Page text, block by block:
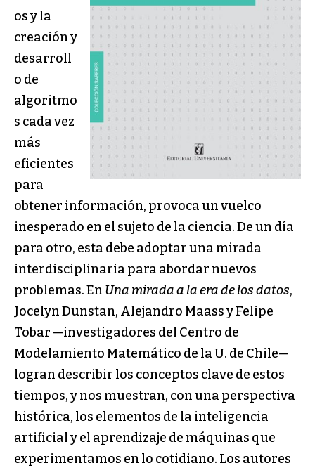
os y la
creación y
desarroll
o de
algoritmo
s cada vez
más
eficientes
para
obtener información, provoca un vuelco
inesperado en el sujeto de la ciencia. De un día
para otro, esta debe adoptar una mirada
interdisciplinaria para abordar nuevos
problemas. En Una mirada a la era de los datos,
Jocelyn Dunstan, Alejandro Maass y Felipe
Tobar —investigadores del Centro de
Modelamiento Matemático de la U. de Chile—
logran describir los conceptos clave de estos
tiempos, y nos muestran, con una perspectiva
histórica, los elementos de la inteligencia
artificial y el aprendizaje de máquinas que
experimentamos en lo cotidiano. Los autores